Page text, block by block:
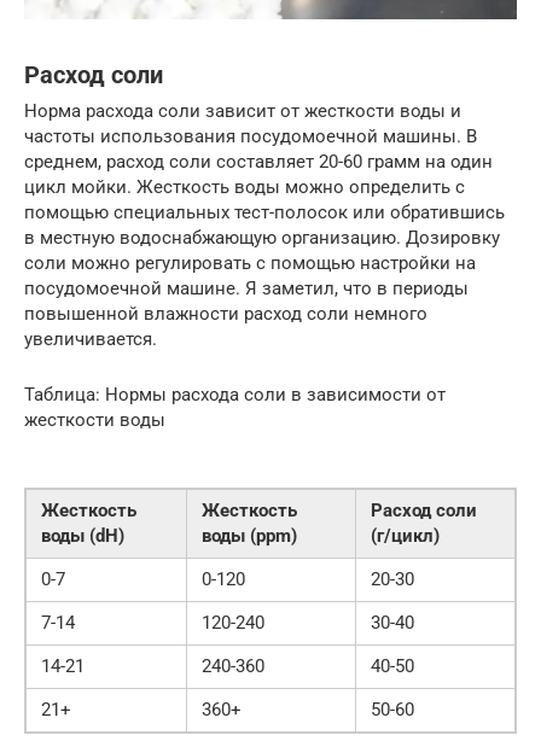
Расход соли
Норма расхода соли зависит от жесткости воды и
частоты использования посудомоечной машины. В
среднем, расход соли составляет 20-60 грамм на один
цикл мойки. Жесткость воды можно определить с
помощью специальных тест-полосок или обратившись
в местную водоснабжающую организацию. Дозировку
соли можно регулировать с помощью настройки на
посудомоечной машине. Я заметил, что в периоды
повышенной влажности расход соли немного
увеличивается.
Таблица: Нормы расхода соли в зависимости от
жесткости воды
Жесткость
воды (dH)
Жесткость
воды (ppm)
Расход соли
(г/цикл)
0-7
0-120
20-30
7-14
120-240
30-40
14-21
240-360
40-50
21+
360+ 50-60